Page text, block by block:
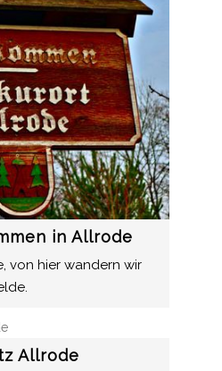
in Allrode
von hier wandern wir
Allrode